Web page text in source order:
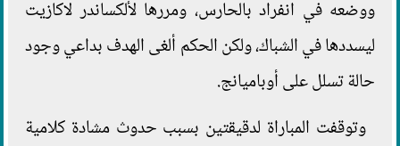
ووضعه في انفراد بالحارس، ومررها لألكساندر لاكازيت
ليسددها في الشباك، ولكن الحكم ألغى الهدف بداعي وجود
حالة تسلل على أوباميانج.
وتوقفت المباراة لدقيقتين بسبب حدوث مشادة كلامية